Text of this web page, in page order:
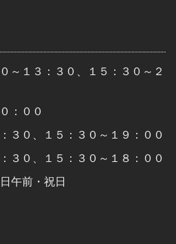
～１３：３０、１５：３０～２
：００
０、１５：３０～１９：００
３０、１５：３０～１８：００
午前・祝日